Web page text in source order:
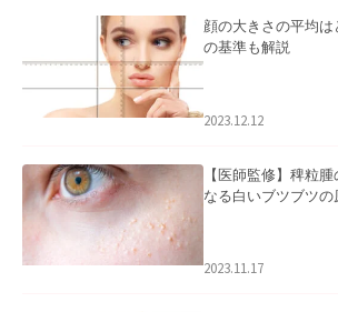
顔の大きさの平均
の基準も解説
2023.12.12
【医師監修】稗粒
なる白いブツブツ
2023.11.17